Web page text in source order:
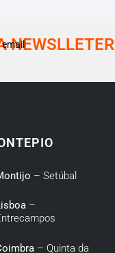
NEWSLLETER
– Setúbal
–
– Quinta da